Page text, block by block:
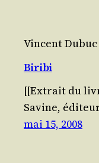
Vincent Dubuc
Biribi
[[Extrait du
Savine,
mai 15, 2008